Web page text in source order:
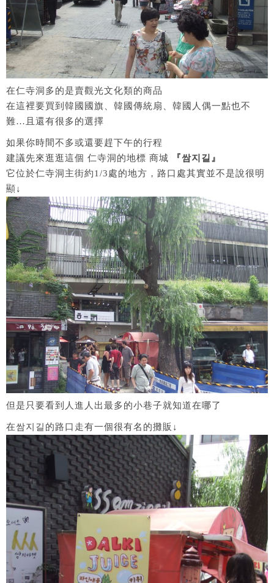
在仁寺洞多的是賣觀光文化類的商品
在這裡要買到韓國國旗、韓國傳統扇、韓國人偶一點也不
難…且還有很多的選擇
如果你時間不多或還要趕下午的行程
建議先來逛逛這個 仁寺洞的地標 商城
『쌈지길』
它位於仁寺洞主街約1/3處的地方，路口處其實並不是說很明
顯↓
但是只要看到人進人出最多的小巷子就知道在哪了
在쌈지길的路口走有一個很有名的攤販↓